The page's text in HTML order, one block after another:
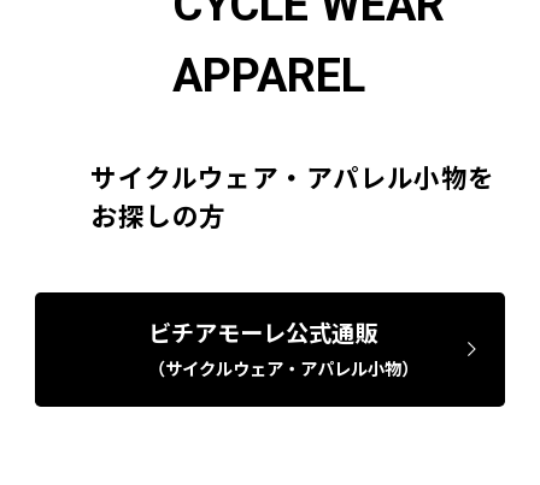
APPAREL
サイクルウェア・アパレル小物を
お探しの方
ビチアモーレ公式通販
（サイクルウェア・アパレル小物）